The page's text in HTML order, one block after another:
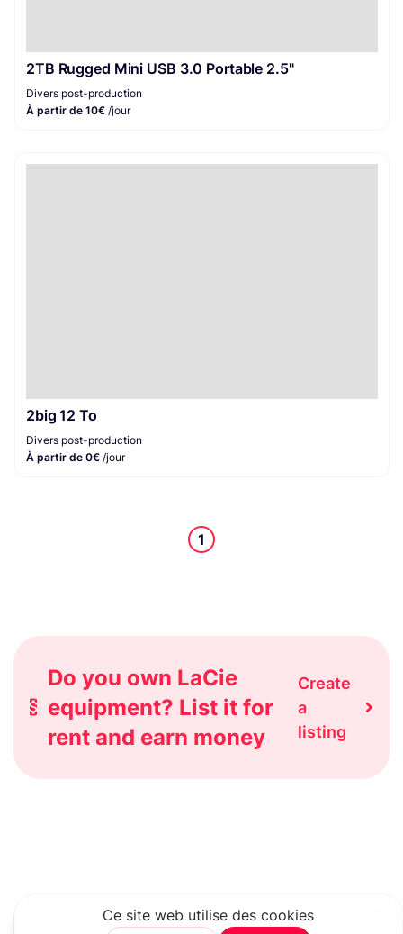
2TB Rugged Mini USB 3.0 Portable 2.5"
Divers post-production
À partir de 10€ /jour
2big 12 To
Divers post-production
À partir de 0€ /jour
1
Do you own LaCie
equipment? List it for
rent and earn money
Create
a
listing